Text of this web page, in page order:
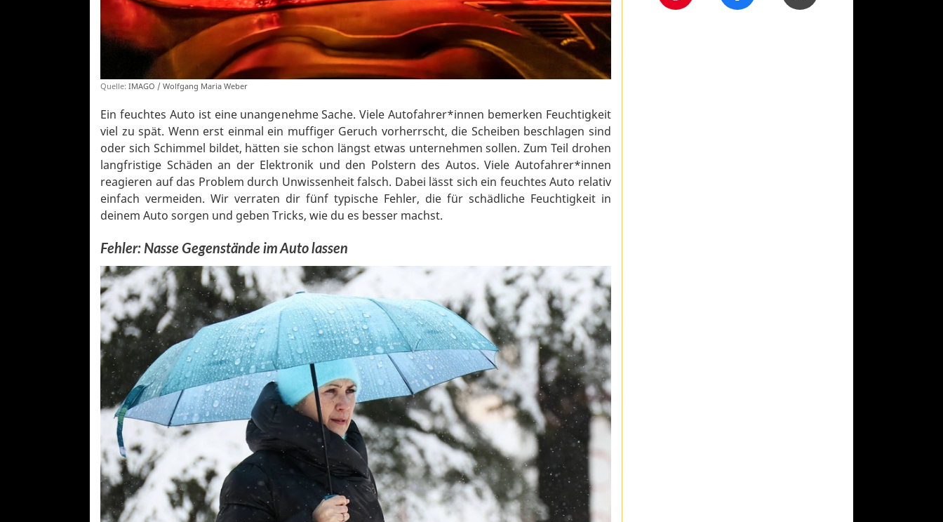
Quelle: IMAGO / Wolfgang Maria Weber
Ein feuchtes Auto ist eine unangenehme Sache. Viele Autofahrer*innen bemerken Feuchtigkeit
viel zu spät. Wenn erst einmal ein muffiger Geruch vorherrscht, die Scheiben beschlagen sind
oder sich Schimmel bildet, hätten sie schon längst etwas unternehmen sollen. Zum Teil drohen
langfristige Schäden an der Elektronik und den Polstern des Autos. Viele Autofahrer*innen
reagieren auf das Problem durch Unwissenheit falsch. Dabei lässt sich ein feuchtes Auto relativ
einfach vermeiden. Wir verraten dir fünf typische Fehler, die für schädliche Feuchtigkeit in
deinem Auto sorgen und geben Tricks, wie du es besser machst.
Fehler: Nasse Gegenstände im Auto lassen